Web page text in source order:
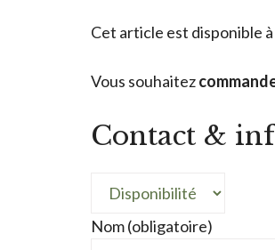
Cet article est disponible
Vous souhaitez
Contact &
Nom (obligatoire)